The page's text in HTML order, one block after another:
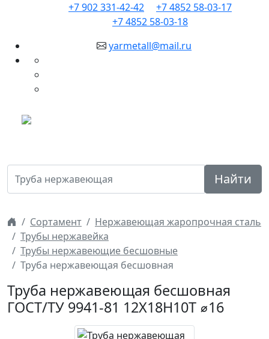
+7 902 331-42-42
+7 4852 58-03-17
+7 4852 58-03-18
yarmetall@mail.ru
Найти
Сортамент
Нержавеющая жаропрочная сталь
Трубы нержавейка
Трубы нержавеющие бесшовные
Труба нержавеющая бесшовная
Труба нержавеющая бесшовная
ГОСТ/ТУ 9941-81 12Х18Н10Т ⌀16